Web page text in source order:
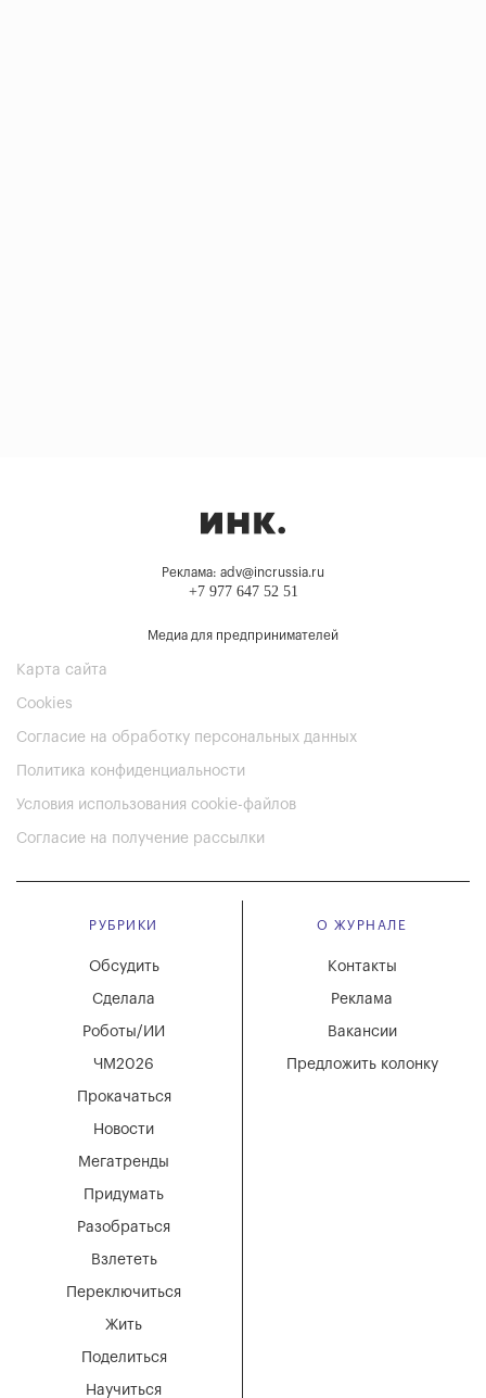
Реклама: adv@incrussia.ru
+7 977 647 52 51
Медиа для предпринимателей
Карта сайта
Cookies
Согласие на обработку персональных данных
Политика конфиденциальности
Условия использования cookie-файлов
Согласие на получение рассылки
РУБРИКИ
Мегатренды
Придумать
Разобраться
Взлететь
Новости
Переключиться
Жить
Поделиться
Научиться
Обсудить
Сделала
Роботы/ИИ
ЧМ2026
Прокачаться
О ЖУРНАЛЕ
Вакансии
Реклама
Контакты
Предложить колонку